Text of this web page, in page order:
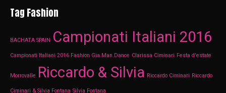
Tag Fashion
BACHATA SPAIN Campionati Italiani 2016
Campionati Italiani 2016 Fashion Gia.Man.Dance Clarissa Ciminari Festa d'estate
Morrovalle Riccardo & Silvia Riccardo Ciminari Riccardo
Ciminari & Silvia Fontana Silvia Fontana